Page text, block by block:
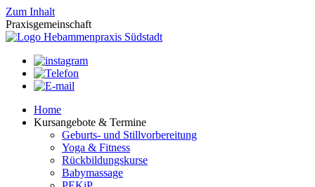
Zum Inhalt
Praxisgemeinschaft
Home
Kursangebote & Termine
Geburts- und Stillvorbereitung
Yoga & Fitness
Rückbildungskurse
Babymassage